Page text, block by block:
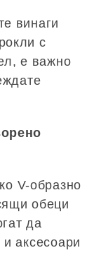
винаги
с
е важно
V-образно
обеци
да
аксесоари